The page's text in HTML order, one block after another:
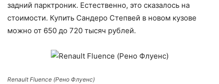
задний парктроник. Естественно, это сказалось на
стоимости. Купить Сандеро Степвей в новом кузове
можно от 650 до 720 тысяч рублей.
Renault Fluence (Рено Флуенс)